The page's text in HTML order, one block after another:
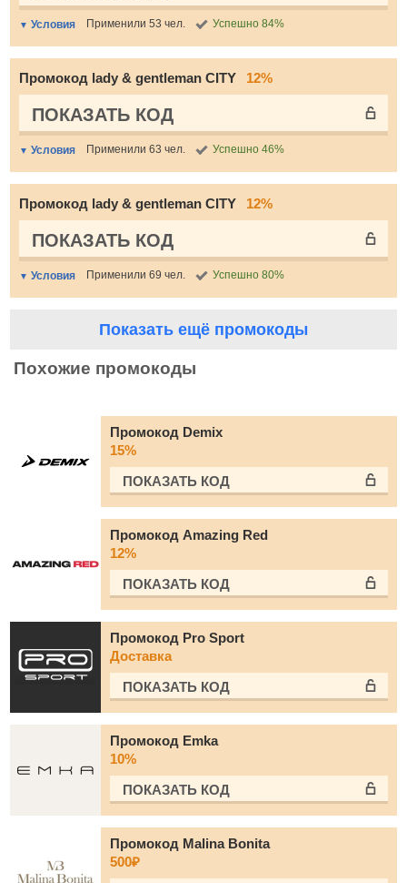
Условия Применили 53 чел. Успешно 84%
Промокод lady & gentleman CITY 12%
ПОКАЗАТЬ КОД
Условия Применили 63 чел. Успешно 46%
Промокод lady & gentleman CITY 12%
ПОКАЗАТЬ КОД
Условия Применили 69 чел. Успешно 80%
Показать ещё промокоды
Похожие промокоды
Промокод Demix
15%
ПОКАЗАТЬ КОД
Промокод Amazing Red
12%
ПОКАЗАТЬ КОД
Промокод Pro Sport
Доставка
ПОКАЗАТЬ КОД
Промокод Emka
10%
ПОКАЗАТЬ КОД
Промокод Malina Bonita
500₽